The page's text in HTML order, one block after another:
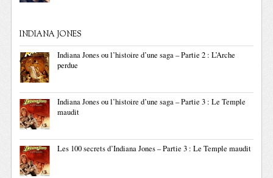
INDIANA JONES
Indiana Jones ou l’histoire d’une saga – Partie 2 : L’Arche
perdue
Indiana Jones ou l’histoire d’une saga – Partie 3 : Le Temple
maudit
Les 100 secrets d’Indiana Jones – Partie 3 : Le Temple maudit